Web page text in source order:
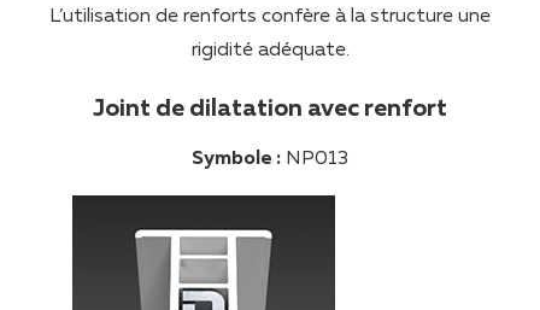
L’utilisation de renforts confère à la structure une
rigidité adéquate.
Joint de dilatation avec renfort
Symbole : NP013